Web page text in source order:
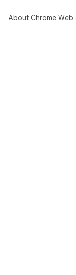
About Chrome Web